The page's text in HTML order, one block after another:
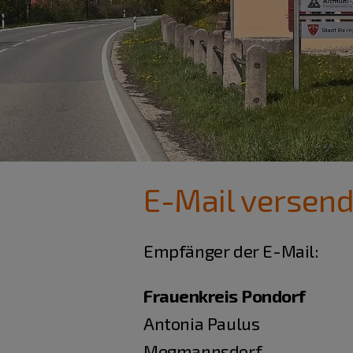
E-Mail
Empfänger der E-Mail:
Frauenkreis Pondorf
Antonia Paulus